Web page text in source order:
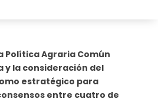
Política Agraria Común
y la consideración del
estratégico para
entre cuatro de